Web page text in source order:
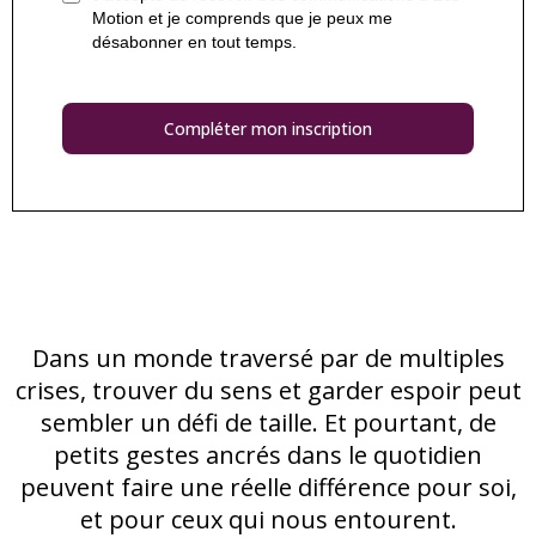
Motion et je comprends que je peux me
désabonner en tout temps.
Compléter mon inscription
Dans un monde traversé par de multiples
crises, trouver du sens et garder espoir peut
sembler un défi de taille. Et pourtant, de
petits gestes ancrés dans le quotidien
peuvent faire une réelle différence pour soi,
et pour ceux qui nous entourent.